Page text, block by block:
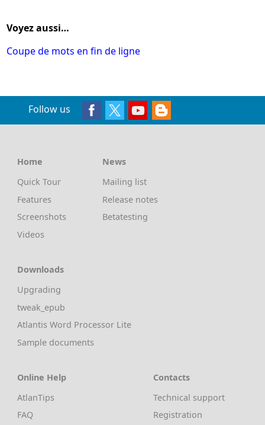
Voyez aussi…
Coupe de mots en fin de ligne
Follow us
Home
Quick Tour
Features
Screenshots
Videos
News
Mailing list
Release notes
Betatesting
Downloads
Upgrading
tweak_epub
Atlantis Word Processor Lite
Sample documents
Online Help
AtlanTips
FAQ
Contacts
Technical support
Registration